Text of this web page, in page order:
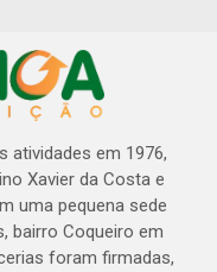
atividades em 1976,
Xavier da Costa e
uma pequena sede
bairro Coqueiro em
foram firmadas,